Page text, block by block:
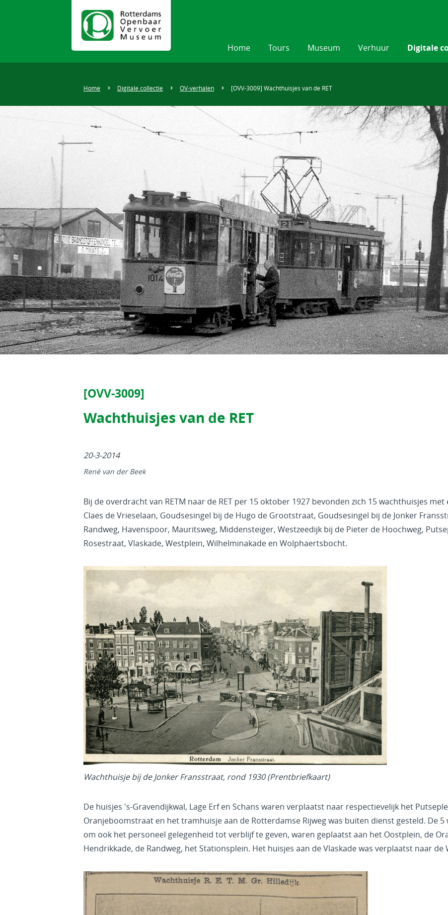
Home Tours Museum Verhuur Digitale
Home Digitale collectie OV-verhalen [OVV-3009] Wachthuisjes van de RET
[OVV-3009]
Wachthuisjes van de RET
20-3-2014
René van der Beek
Bij de overdracht van RETM naar de RET per 15 oktober 1927 bevonden zich 15 wachthuisjes
Claes de Vrieselaan, Goudsesingel bij de Hugo de Grootstraat, Goudsesingel bij de Jonker
Randweg, Havenspoor, Mauritsweg, Middensteiger, Westzeedijk bij de Pieter de Hoochweg,
Rosestraat, Vlaskade, Westplein, Wilhelminakade en Wolphaertsbocht.
Wachthuisje bij de Jonker Fransstraat, rond 1930 (Prentbriefkaart)
De huisjes 's-Gravendijkwal, Lage Erf en Schans waren verplaatst naar respectievelijk het
Oranjeboomstraat en het tramhuisje aan de Rotterdamse Rijweg was buiten dienst gesteld. De
om ook het personeel gelegenheid tot verblijf te geven, waren geplaatst aan het Oostplein, de
Hendrikkade, de Randweg, het Stationsplein. Het huisjes aan de Vlaskade was verplaatst naar